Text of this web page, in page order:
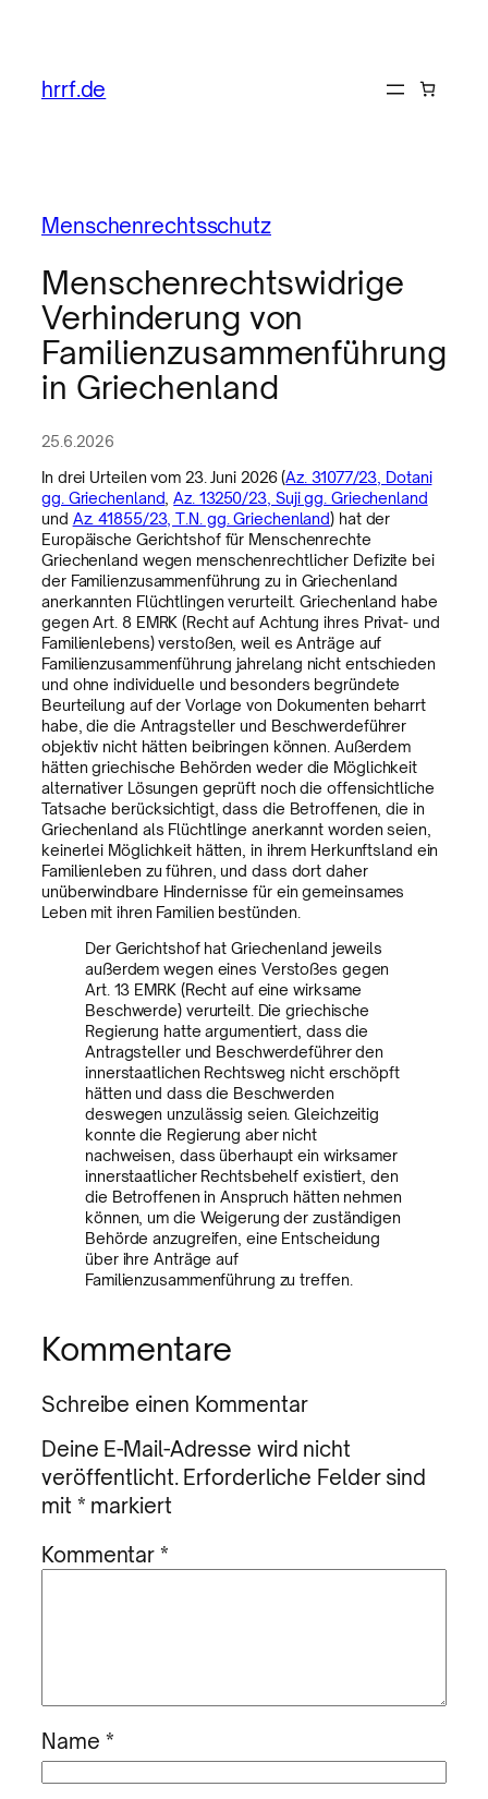
hrrf.de
Menschenrechtsschutz
Menschenrechtswidrige
Verhinderung von
Familienzusammenführung
in Griechenland
25.6.2026
In drei Urteilen vom 23. Juni 2026 (Az. 31077/23, Dotani
gg. Griechenland ,Az. 13250/23, Suji gg. Griechenland
und Az. 41855/23, T.N. gg. Griechenland) hat der
Europäische Gerichtshof für Menschenrechte
Griechenland wegen menschenrechtlicher Defizite bei
der Familienzusammenführung zu in Griechenland
anerkannten Flüchtlingen verurteilt. Griechenland habe
gegen Art. 8 EMRK (Recht auf Achtung ihres Privat- und
Familienlebens) verstoßen, weil es Anträge auf
Familienzusammenführung jahrelang nicht entschieden
und ohne individuelle und besonders begründete
Beurteilung auf der Vorlage von Dokumenten beharrt
habe, die die Antragsteller und Beschwerdeführer
objektiv nicht hätten beibringen können. Außerdem
hätten griechische Behörden weder die Möglichkeit
alternativer Lösungen geprüft noch die offensichtliche
Tatsache berücksichtigt, dass die Betroffenen, die in
Griechenland als Flüchtlinge anerkannt worden seien,
keinerlei Möglichkeit hätten, in ihrem Herkunftsland ein
Familienleben zu führen, und dass dort daher
unüberwindbare Hindernisse für ein gemeinsames
Leben mit ihren Familien bestünden.
Der Gerichtshof hat Griechenland jeweils
außerdem wegen eines Verstoßes gegen
Art. 13 EMRK (Recht auf eine wirksame
Beschwerde) verurteilt. Die griechische
Regierung hatte argumentiert, dass die
Antragsteller und Beschwerdeführer den
innerstaatlichen Rechtsweg nicht erschöpft
hätten und dass die Beschwerden
deswegen unzulässig seien. Gleichzeitig
konnte die Regierung aber nicht
nachweisen, dass überhaupt ein wirksamer
innerstaatlicher Rechtsbehelf existiert, den
die Betroffenen in Anspruch hätten nehmen
können, um die Weigerung der zuständigen
Behörde anzugreifen, eine Entscheidung
über ihre Anträge auf
Familienzusammenführung zu treffen.
Kommentare
Schreibe einen Kommentar
Deine E-Mail-Adresse wird nicht
veröffentlicht. Erforderliche Felder sind
mit * markiert
Kommentar*
Name *